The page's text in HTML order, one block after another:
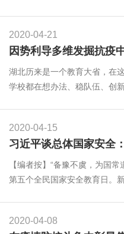
2020-04-21
因势利导多维发掘抗疫
湖北历来是一个教育大省，在
学校都在想办法、稳队伍、创
2020-04-15
习近平谈总体国家安全
【编者按】“备豫不虞，为国
第五个全民国家安全教育日。
2020-04-08